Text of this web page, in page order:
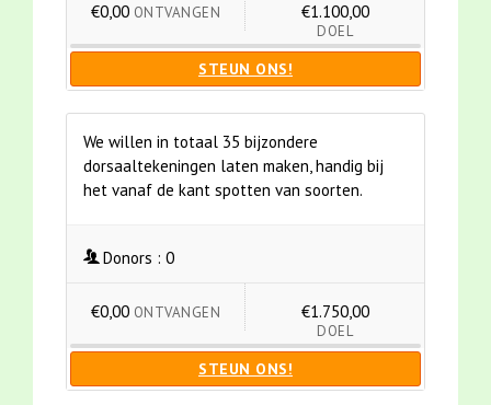
€0,00 ONTVANGEN €1.100,00
DOEL
STEUN ONS!
We willen in totaal 35 bijzondere
dorsaaltekeningen laten maken, handig bij
het vanaf de kant spotten van soorten.
Donors : 0
€0,00 ONTVANGEN €1.750,00
DOEL
STEUN ONS!